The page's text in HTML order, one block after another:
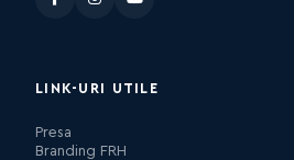
LINK-URI UTILE
Presa
Branding FRH